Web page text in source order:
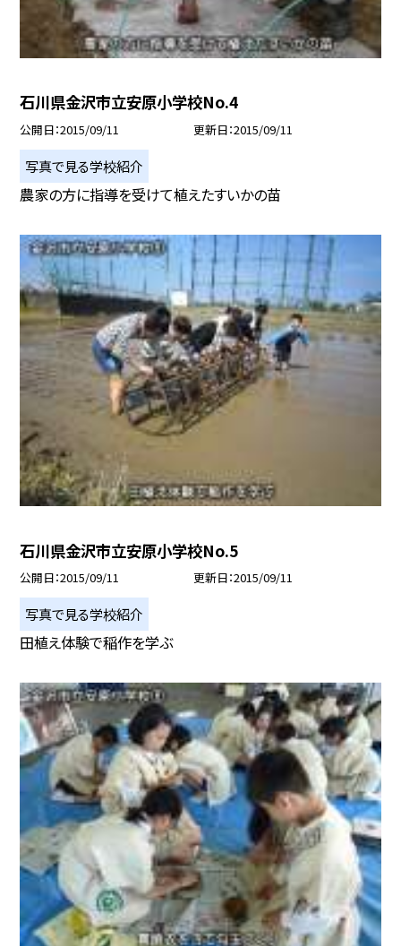
石川県金沢市立安原小学校No.4
公開日 2015/09/11 更新日 2015/09/11
写真で見る学校紹介
農家の方に指導を受けて植えたすいかの苗
石川県金沢市立安原小学校No.5
公開日 2015/09/11 更新日 2015/09/11
写真で見る学校紹介
田植え体験で稲作を学ぶ